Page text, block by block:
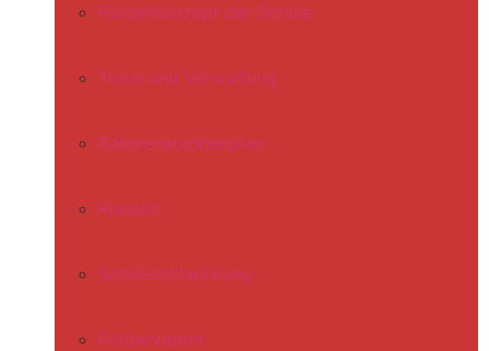
Förderkonzept der Schule
Team und Verwaltung
Rahmenstundenplan
Klassen
Schülermitwirkung
Förderverein